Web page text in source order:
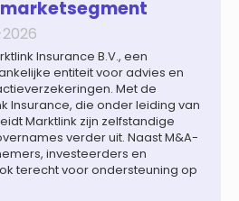
Insurance B.V., een
entiteit voor advies en
Met de
Insurance, die onder leiding van
Marktlink zijn zelfstandige
verder uit. Naast M&A-
investeerders en
terecht voor ondersteuning op